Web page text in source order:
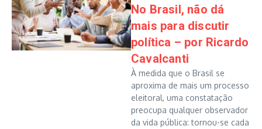
No Brasil, não dá
mais para discutir
política – por Ricardo
Cavalcanti
À medida que o Brasil se
aproxima de mais um processo
eleitoral, uma constatação
preocupa qualquer observador
da vida pública: tornou-se cada